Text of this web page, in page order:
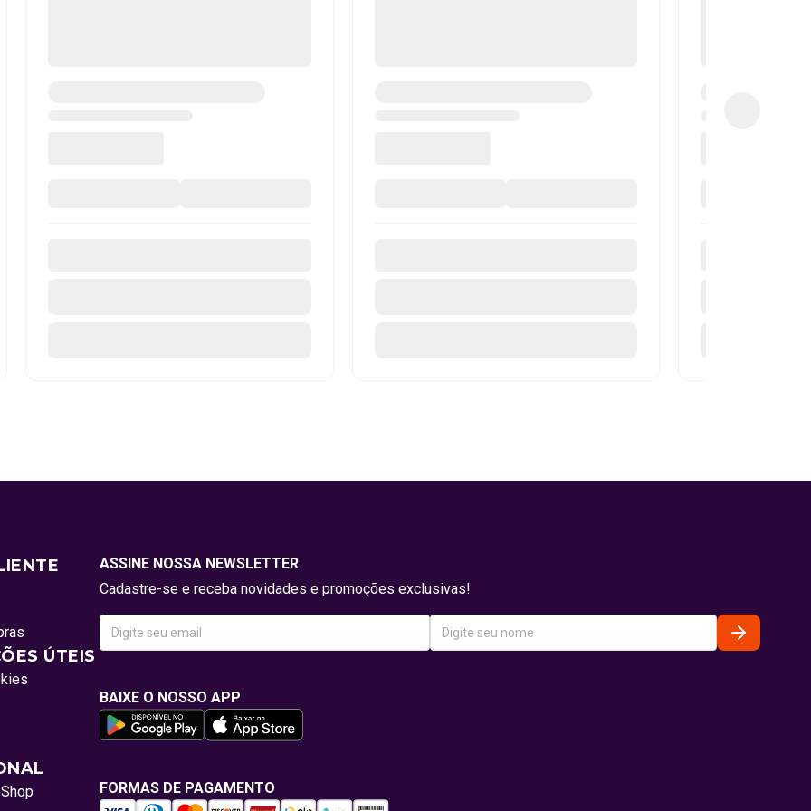
ÚTEIS
ASSINE NOSSA NEWSLETTER
Cadastre-se e receba novidades e promoções exclusivas!
BAIXE O NOSSO APP
FORMAS DE PAGAMENTO